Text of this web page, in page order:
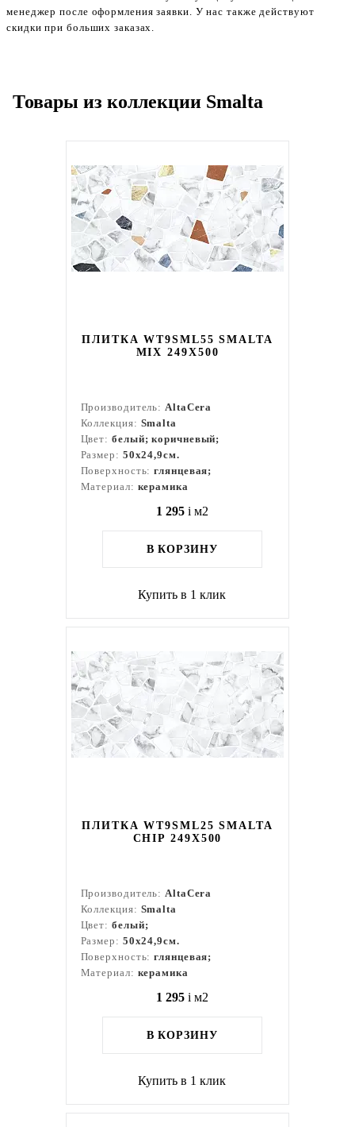
менеджер после оформления заявки. У нас также действуют
скидки при больших заказах.
Товары из коллекции Smalta
ПЛИТКА WT9SML55 SMALTA
MIX 249X500
Производитель:AltaCera
Коллекция: Smalta
Цвет: белый; коричневый;
Размер: 50x24,9см.
Поверхность:глянцевая;
Материал: керамика
1 295 i м2
В КОРЗИНУ
Купить в 1 клик
ПЛИТКА WT9SML25 SMALTA
CHIP 249X500
Производитель:AltaCera
Коллекция: Smalta
Цвет: белый;
Размер: 50x24,9см.
Поверхность:глянцевая;
Материал: керамика
1 295 i м2
В КОРЗИНУ
Купить в 1 клик